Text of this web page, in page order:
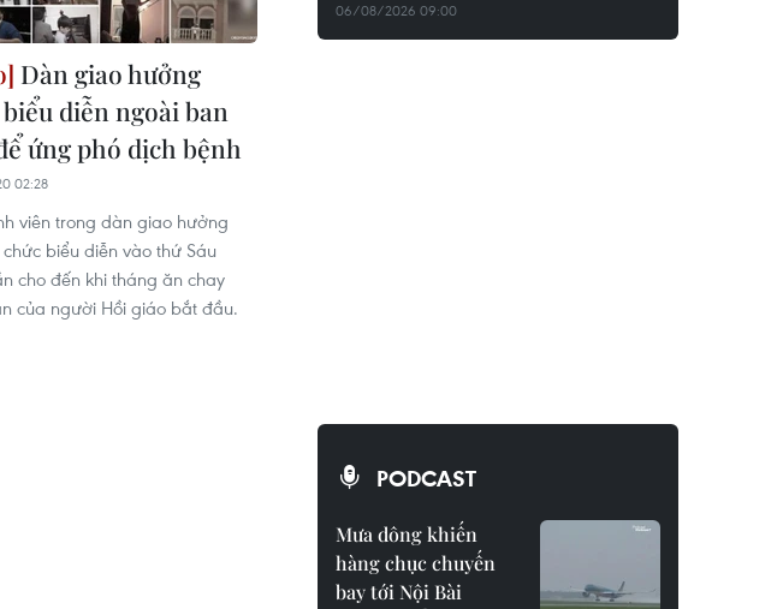
Dàn giao hưởng
diễn ngoài ban
ứng phó dịch bệnh
02:28
viên trong dàn giao hưởng
biểu diễn vào thứ Sáu
cho đến khi tháng ăn chay
của người Hồi giáo bắt đầu.
06/08/2026 09:00
PODCAST
Mưa dông khiến
hàng chục chuyến
bay tới Nội Bài